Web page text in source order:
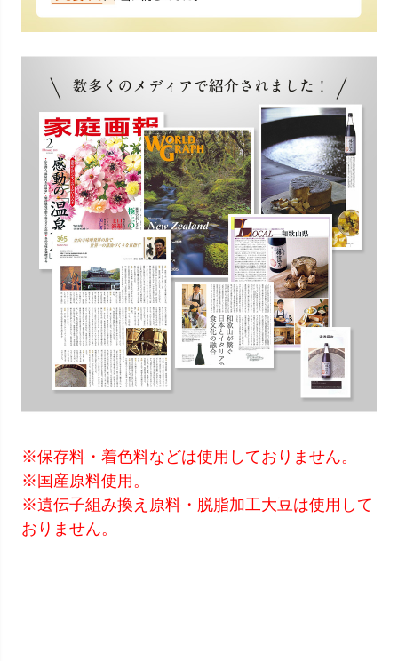
※保存料・着色料などは使用しておりません。
※国産原料使用。
※遺伝子組み換え原料・脱脂加工大豆は使用して
おりません。